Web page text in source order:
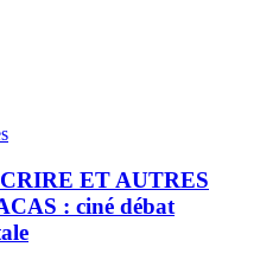
ET AUTRES
: ciné débat